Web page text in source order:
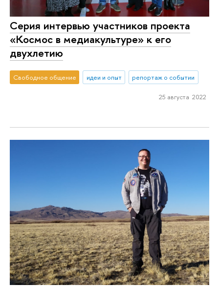
Серия интервью участников проекта
«Космос в медиакультуре» к его
двухлетию
Свободное общение идеи и опыт репортаж о событии
25 августа 2022